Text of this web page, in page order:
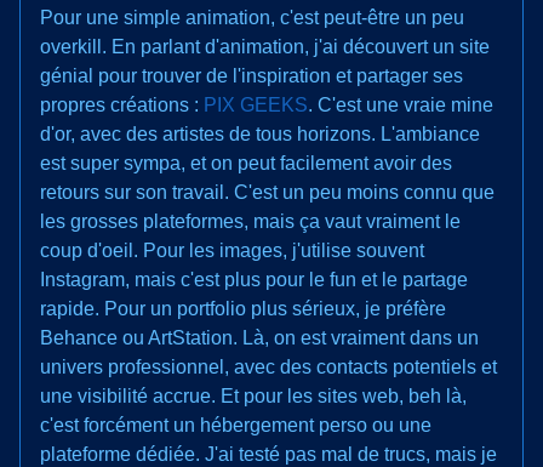
Pour une simple animation, c'est peut-être un peu
overkill. En parlant d'animation, j'ai découvert un site
génial pour trouver de l'inspiration et partager ses
propres créations : PIX GEEKS. C'est une vraie mine
d'or, avec des artistes de tous horizons. L'ambiance
est super sympa, et on peut facilement avoir des
retours sur son travail. C'est un peu moins connu que
les grosses plateformes, mais ça vaut vraiment le
coup d'oeil. Pour les images, j'utilise souvent
Instagram, mais c'est plus pour le fun et le partage
rapide. Pour un portfolio plus sérieux, je préfère
Behance ou ArtStation. Là, on est vraiment dans un
univers professionnel, avec des contacts potentiels et
une visibilité accrue. Et pour les sites web, beh là,
c'est forcément un hébergement perso ou une
plateforme dédiée. J'ai testé pas mal de trucs, mais je